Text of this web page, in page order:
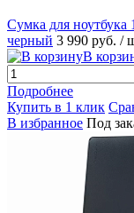
Сумка для ноутбука
черный 3 990 руб. /
В
Подробнее
Купить в 1 клик
В избранное Под